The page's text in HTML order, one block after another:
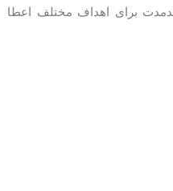
برای اهداف مختلف اعطا